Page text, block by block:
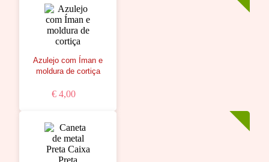
Azulejo com Íman e
moldura de cortiça
€ 4,00